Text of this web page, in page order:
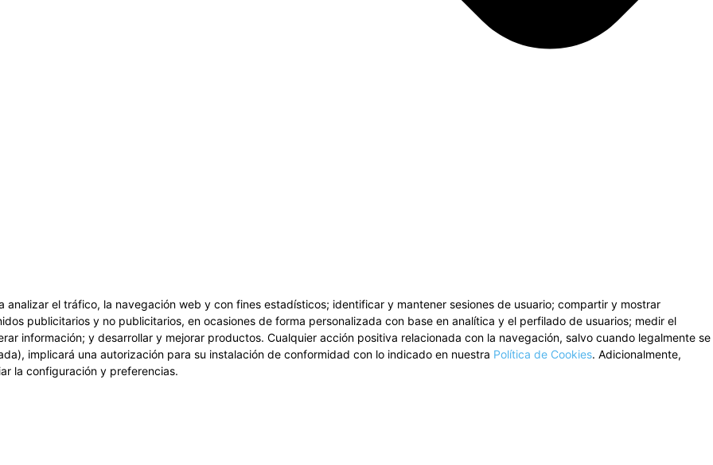
el tráfico, la navegación web y con fines estadísticos; identificar y mantener sesiones de usuario; compartir y mostrar
publicitarios y no publicitarios, en ocasiones de forma personalizada con base en analítica y el perfilado de usuarios; medir el
información; y desarrollar y mejorar productos. Cualquier acción positiva relacionada con la navegación, salvo cuando legalmente se
implicará una autorización para su instalación de conformidad con lo indicado en nuestra Política de Cookies. Adicionalmente,
la configuración y preferencias.